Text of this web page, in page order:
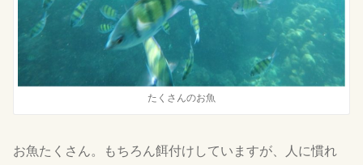
たくさんのお魚
お魚たくさん。もちろん餌付けしていますが、人に慣れ